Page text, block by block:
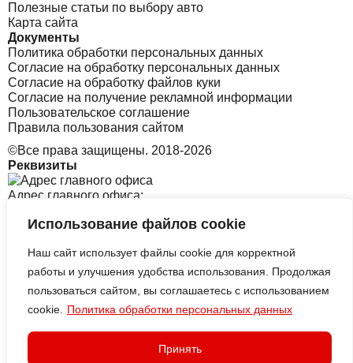
Использование файлов cookie
Наш сайт использует файлы cookie для корректной
работы и улучшения удобства использования. Продолжая
пользоваться сайтом, вы соглашаетесь с использованием
cookie.
Политика обработки персональных данных
Принять
Полезные статьи по выбору авто
Карта сайта
Документы
Политика обработки персональных данных
Согласие на обработку персональных данных
Согласие на обработку файлов куки
Согласие на получение рекламной информации
Пользовательское соглашение
Правила пользования сайтом
©Все права защищены. 2018-2026
Реквизиты
Адрес главного офиса:
Адрес офиса в Корее:
313 Central-ro, Yeonsu-gu, Incheon B tower, 2126
ИП АЛЕКСЕЕВСКИХ СЕРГЕЙ
ИНН: ИНН: 325503153998